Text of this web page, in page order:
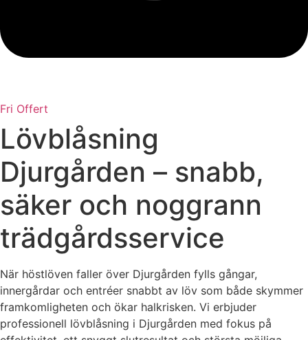
Fri Offert
Lövblåsning
Djurgården – snabb,
säker och noggrann
trädgårdsservice
När höstlöven faller över Djurgården fylls gångar,
innergårdar och entréer snabbt av löv som både skymmer
framkomligheten och ökar halkrisken. Vi erbjuder
professionell lövblåsning i Djurgården med fokus på